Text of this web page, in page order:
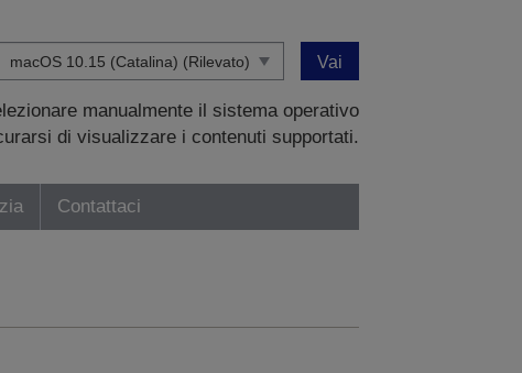
Vai
manualmente il sistema operativo
di visualizzare i contenuti supportati.
Contattaci